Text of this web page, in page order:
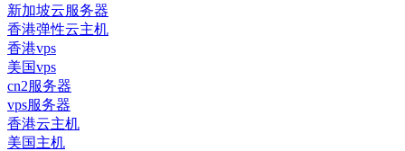
新加坡云服务器
香港弹性云主机
香港vps
美国vps
cn2服务器
vps服务器
香港云主机
美国主机